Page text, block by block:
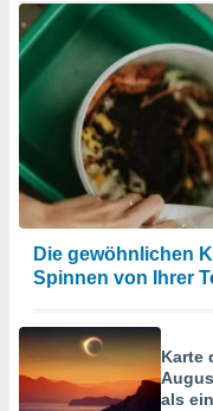
Die gewöhnlichen
Spinnen von Ihrer
Karte
als